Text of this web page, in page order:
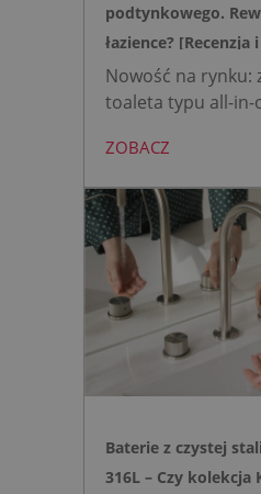
podtynkowego.
łazience? [Recenzja
Nowość na rynku:
toaleta typu all-in-
montażu stelaża
Zyskujesz do 20
łazience i o 15%
spłukiwanie
opartej na efekcie
Idealne
remontów bez
ZOBACZ
Baterie z czystej
316L – Czy kolekcja